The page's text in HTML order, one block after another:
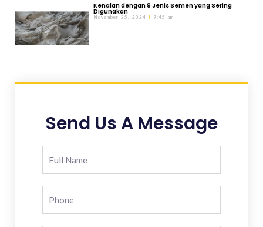
Kenalan dengan 9 Jenis Semen yang Sering
Digunakan
November 25, 2024 9:45 am
Send Us A Message